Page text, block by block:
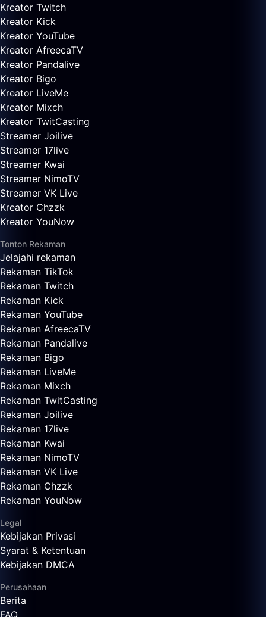
Kreator Twitch
Kreator Kick
Kreator YouTube
Kreator AfreecaTV
Kreator Pandalive
Kreator Bigo
Kreator LiveMe
Kreator Mixch
Kreator TwitCasting
Streamer Joilive
Streamer 17live
Streamer Kwai
Streamer NimoTV
Streamer VK Live
Kreator Chzzk
Kreator YouNow
Tonton Rekaman
Jelajahi rekaman
Rekaman TikTok
Rekaman Twitch
Rekaman Kick
Rekaman YouTube
Rekaman AfreecaTV
Rekaman Pandalive
Rekaman Bigo
Rekaman LiveMe
Rekaman Mixch
Rekaman TwitCasting
Rekaman Joilive
Rekaman 17live
Rekaman Kwai
Rekaman NimoTV
Rekaman VK Live
Rekaman Chzzk
Rekaman YouNow
Legal
Kebijakan Privasi
Syarat & Ketentuan
Kebijakan DMCA
Perusahaan
Berita